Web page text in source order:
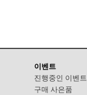
이벤트
진행중인 이벤트
구매 사은품